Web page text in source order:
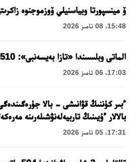
ۆ مينسپورتا وبياسنيلي ۆوزموجنوە
15:48، 08 تامىز 2026
الماتى وبلىسىندا «تازا بەيسەنبى»: 510 توننا قوقىس شىعارىلدى
17:03، 06 تامىز 2026
ءبىر كۇننىڭ قۋانىشى - بالا
بالالار ءۇيىنىڭ تاربيەلەنۋشىلەرىنە
17:31، 05 تامىز 2026